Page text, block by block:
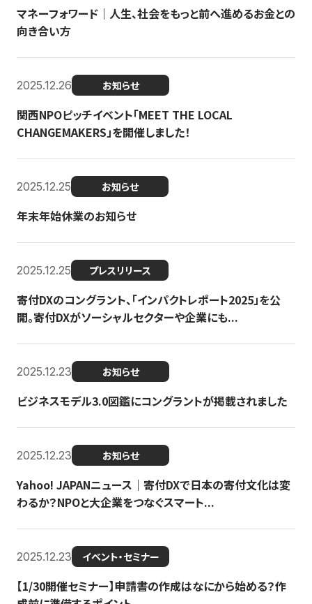
マネーフォワード｜人生、社会をもっと前へ進めるお金との
向き合い方
2025.12.26 お知らせ
関西NPOピッチイベント「MEET THE LOCAL
CHANGEMAKERS」を開催しました！
2025.12.25 お知らせ
年末年始休業のお知らせ
2025.12.25 プレスリリース
寄付DXのコングラント、「インパクトレポート2025」を公
開。寄付DXがソーシャルセクターや企業にも...
2025.12.23 お知らせ
ビジネスモデル3.0図鑑にコングラントが掲載されました
2025.12.23 お知らせ
Yahoo! JAPANニュース｜寄付DXで日本の寄付文化は変
わるか？NPOと大企業をつなぐスマート...
2025.12.23 イベント・セミナー
【1/30開催セミナー】申請書の作成はなにから始める？作